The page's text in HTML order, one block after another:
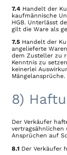
7.4 Handelt der
kaufmännische
HGB. Unterlässt
gilt die Ware als
7.5 Handelt der
angelieferte
dem Zusteller zu
Kenntnis zu
keinerlei
Mängelansprüche.
8)
Der Verkäufer
vertragsähnlichen
Ansprüchen auf
8.1 Der Verkäufer